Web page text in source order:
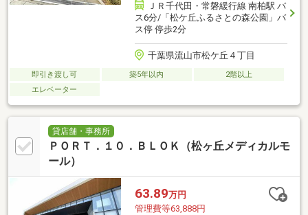
ＪＲ千代田・常磐緩行線 南柏駅 バ
ス6分/「松ケ丘ふるさとの森公園」バ
ス停 停歩2分
千葉県流山市松ケ丘４丁目
即引き渡し可 築5年以内
2階以上
エレベーター
貸店舗・事務所
ＰＯＲＴ．１０．ＢＬＯＫ（松ヶ丘メディカルモ
ール）
63.89万円
管理費等63,888円